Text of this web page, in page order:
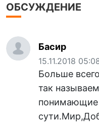
ОБСУЖДЕНИЕ
Басир
15.11.2018
Больше
так
понимающие